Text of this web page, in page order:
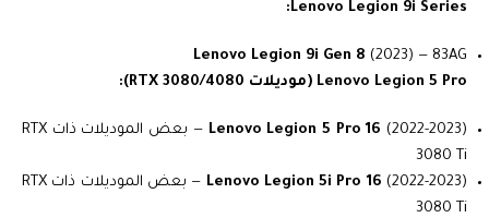
Lenovo Legion 9i Series:
Lenovo Legion 9i Gen 8 (2023) — 83AG
Lenovo Legion 5 Pro (موديلات RTX 3080/4080):
Lenovo Legion 5 Pro 16
(2022-2023) — بعض الموديلات ذات RTX
3080 Ti
Lenovo Legion 5i Pro 16
(2022-2023) — بعض الموديلات ذات RTX
3080 Ti